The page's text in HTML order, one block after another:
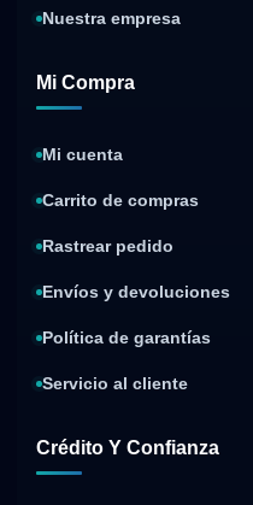
Nuestra empresa
Mi Compra
Mi cuenta
Carrito de compras
Rastrear pedido
Envíos y devoluciones
Política de garantías
Servicio al cliente
Crédito Y Confianza